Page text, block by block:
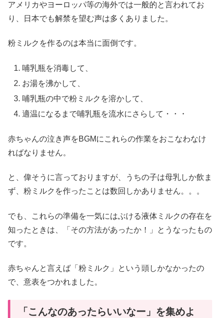
アメリカやヨーロッパ等の海外では一般的と言われてお
り、日本でも解禁を望む声は多くありました。
粉ミルクを作るのは本当に面倒です。
哺乳瓶を消毒して、
お湯を沸かして、
哺乳瓶の中で粉ミルクを溶かして、
適温になるまで哺乳瓶を流水にさらして・・・
赤ちゃんの泣き声をBGMにこれらの作業をおこなわなけ
ればなりません。
と、偉そうに言っておりますが、うちの子は母乳しか飲ま
ず、粉ミルクを作ったことは数回しかありません。。。
でも、これらの準備を一気にはぶける液体ミルクの存在を
知ったときは、「その方法があったか！」とうなったもの
です。
赤ちゃんと言えば「粉ミルク」という頭しかなかったの
で、意表をつかれました。
「こんなのあったらいいなー」を集めよ